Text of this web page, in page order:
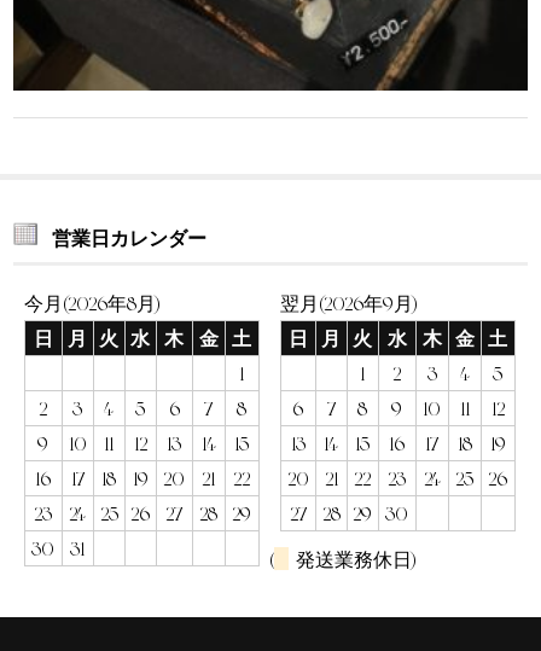
営業日カレンダー
今月(2026年8月)
日
月 火 水 木 金
土
1
2
3 4 5 6 7
8
9
10 11 12 13 14
15
16
17 18 19 20 21
22
23
24 25 26 27 28
29
30
31
翌月(2026年9月)
日
月 火 水 木 金
土
1
2 3 4
5
6
7 8 9 10 11
12
13
14 15 16 17 18
19
20
21 22 23 24 25
26
27
28 29
30
(
発送業務休日)